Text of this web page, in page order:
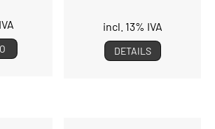
incl. 13% IVA
DETAILS